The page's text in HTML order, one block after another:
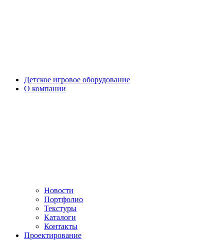
Детское игровое оборудование
О компании
Новости
Портфолио
Текстуры
Каталоги
Контакты
Проектирование